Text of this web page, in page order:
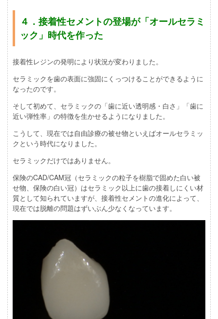
４．接着性セメントの登場が「オールセラミ
ック」時代を作った
接着性レジンの発明により状況が変わりました。
セラミックを歯の表面に強固にくっつけることができるように
なったのです。
そして初めて、セラミックの「歯に近い透明感・白さ」「歯に
近い弾性率」の特徴を生かせるようになりました。
こうして、現在では自由診療の被せ物といえばオールセラミッ
クという時代になりました。
セラミックだけではありません。
保険のCAD/CAM冠（セラミックの粒子を樹脂で固めた白い被
せ物、保険の白い冠）はセラミック以上に歯の接着しにくい材
質として知られていますが、接着性セメントの進化によって、
現在では脱離の問題はずいぶん少なくなっています。